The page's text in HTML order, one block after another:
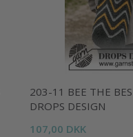
203-11 BEE THE
DROPS DESIGN
107,00 DKK